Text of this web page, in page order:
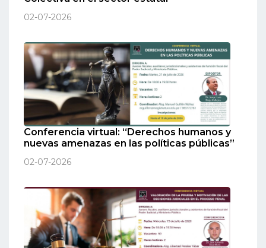
02-07-2026
Conferencia virtual: “Derechos humanos y
nuevas amenazas en las políticas públicas”
02-07-2026